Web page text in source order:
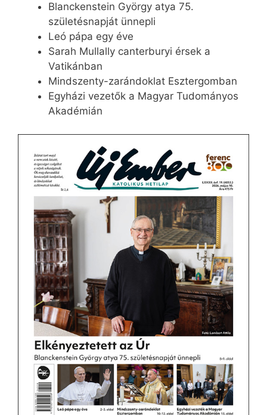
Blanckenstein György atya 75.
születésnapját ünnepli
Leó pápa egy éve
Sarah Mullally canterburyi érsek a
Vatikánban
Mindszenty-zarándoklat Esztergomban
Egyházi vezetők a Magyar Tudományos
Akadémián